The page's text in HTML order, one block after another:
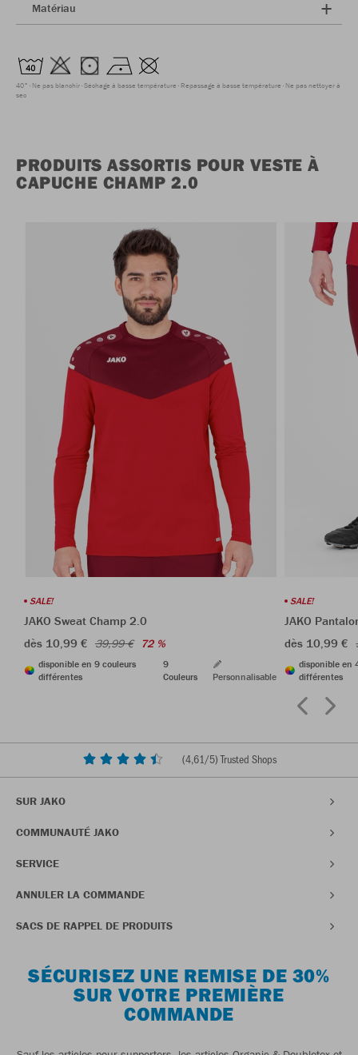
Matériau
40° Ne pas blanchir Séchage à basse température Repassage à basse température Ne pas nettoyer à
sec
PRODUITS ASSORTIS POUR VESTE À
CAPUCHE CHAMP 2.0
SALE!
JAKO Sweat Champ 2.0
dès 10,99 € 39,99 € 72 %
disponible en 9 couleurs
différentes
9
Couleurs
Personnalisable
SALE!
JAKO
dès 10,99 €
disponible en
différentes
(4,61/5) Trusted Shops
SUR JAKO
COMMUNAUTÉ JAKO
SERVICE
ANNULER LA COMMANDE
SACS DE RAPPEL DE PRODUITS
SÉCURISEZ UNE REMISE DE 30%
SUR VOTRE PREMIÈRE
COMMANDE